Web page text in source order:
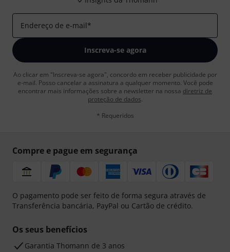
Endereço de e-mail*
Inscreva-se agora
Ao clicar em "Inscreva-se agora", concordo em receber publicidade por
e-mail. Posso cancelar a assinatura a qualquer momento. Você pode
encontrar mais informações sobre a newsletter na nossa diretriz de
proteção de dados.
* Requeridos
Compre e pague em segurança
O pagamento pode ser feito de forma segura através de
Transferência bancária, PayPal ou Cartão de crédito.
Os seus benefícios
Garantia Thomann de 3 anos